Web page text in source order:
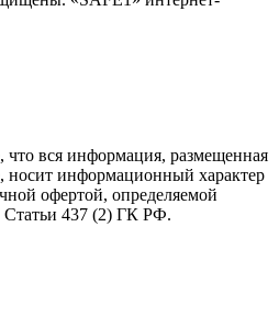
вся информация, размещенная
носит информационный характер
офертой, определяемой
437 (2) ГК РФ.